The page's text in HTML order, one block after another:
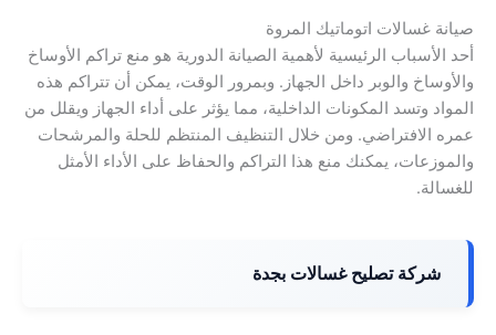
صيانة غسالات اتوماتيك المروة
أحد الأسباب الرئيسية لأهمية الصيانة الدورية هو منع تراكم الأوساخ
والأوساخ والوبر داخل الجهاز. وبمرور الوقت، يمكن أن تتراكم هذه
المواد وتسد المكونات الداخلية، مما يؤثر على أداء الجهاز ويقلل من
عمره الافتراضي. ومن خلال التنظيف المنتظم للحلة والمرشحات
والموزعات، يمكنك منع هذا التراكم والحفاظ على الأداء الأمثل
للغسالة.
شركة تصليح غسالات بجدة